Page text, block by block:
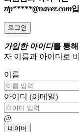
zip*****@naver.com
로그인
가입한 아이디를 통
자 이름과 아이디로
이름
아이디 (이메일)
@
네이버